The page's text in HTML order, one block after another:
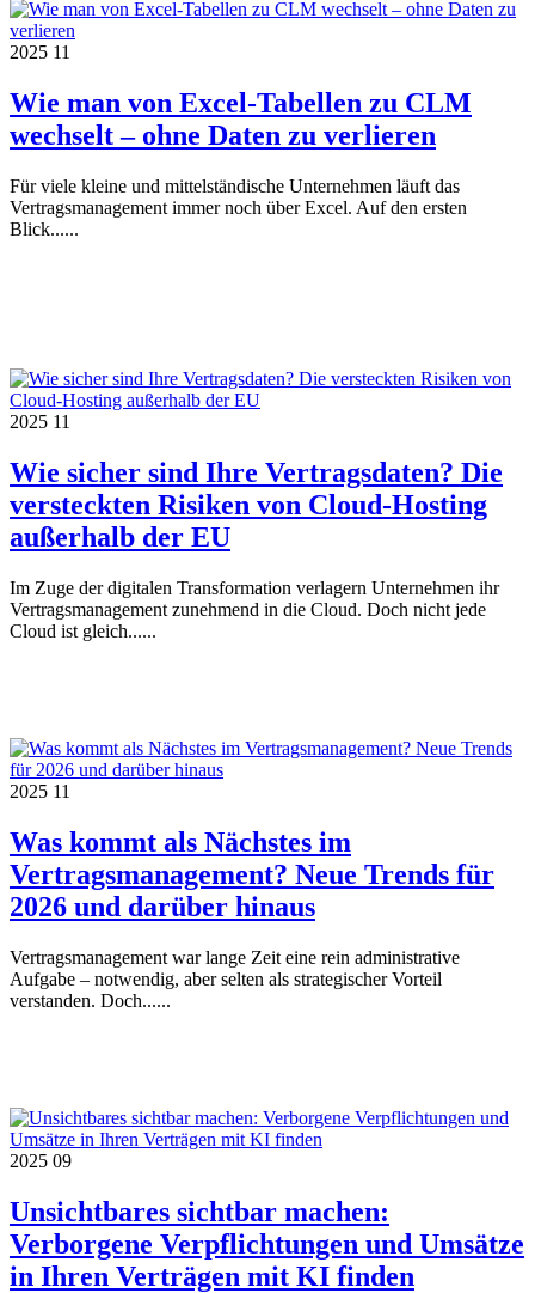
2025 11
Wie man von Excel-Tabellen zu CLM
wechselt – ohne Daten zu verlieren
Für viele kleine und mittelständische Unternehmen läuft das
Vertragsmanagement immer noch über Excel. Auf den ersten
Blick......
2025 11
Wie sicher sind Ihre Vertragsdaten? Die
versteckten Risiken von Cloud-Hosting
außerhalb der EU
Im Zuge der digitalen Transformation verlagern Unternehmen ihr
Vertragsmanagement zunehmend in die Cloud. Doch nicht jede
Cloud ist gleich......
2025 11
Was kommt als Nächstes im
Vertragsmanagement? Neue Trends für
2026 und darüber hinaus
Vertragsmanagement war lange Zeit eine rein administrative
Aufgabe – notwendig, aber selten als strategischer Vorteil
verstanden. Doch......
2025 09
Unsichtbares sichtbar machen:
Verborgene Verpflichtungen und Umsätze
in Ihren Verträgen mit KI finden